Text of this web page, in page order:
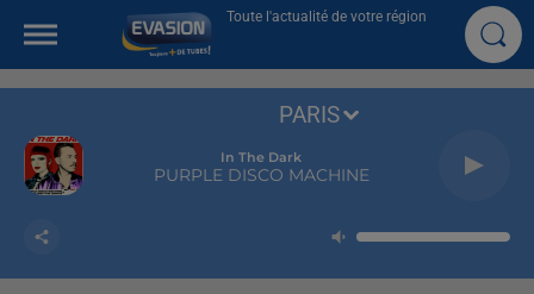
Toute l'actualité de votre région
In The Dark
PURPLE DISCO MACHINE
PARIS